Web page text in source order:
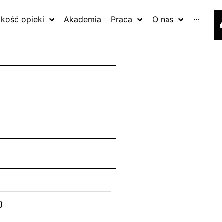
opieki Akademia Praca O nas ···